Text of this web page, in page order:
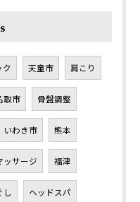
天童市 肩こり
取市 骨盤調整
いわき市 熊本
ッサージ 福津
し ヘッドスパ